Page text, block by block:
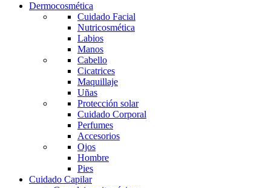
Dermocosmética
Cuidado Facial
Nutricosmética
Labios
Manos
Cabello
Cicatrices
Maquillaje
Uñas
Protección solar
Cuidado Corporal
Perfumes
Accesorios
Ojos
Hombre
Pies
Cuidado Capilar